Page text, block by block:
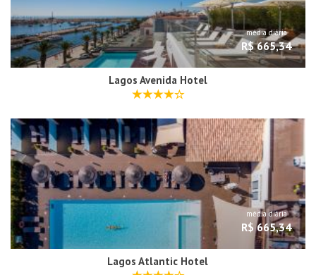
média diária
R$ 665,34
Lagos Avenida Hotel
média diária
R$ 665,34
Lagos Atlantic Hotel